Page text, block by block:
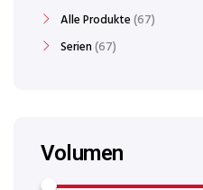
Alle Produkte 67
Serien 67
Volumen